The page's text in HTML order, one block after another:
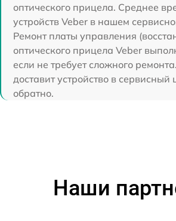
оптического прицела. Среднее
устройств Veber в нашем
Ремонт платы управления
оптического прицела Veber
если не требует сложного
доставит устройство в сервисный
обратно.
Наши